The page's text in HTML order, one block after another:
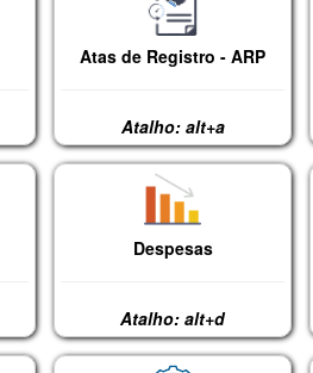
Atas de Registro - ARP
Atalho: alt+a
Despesas
Atalho: alt+d